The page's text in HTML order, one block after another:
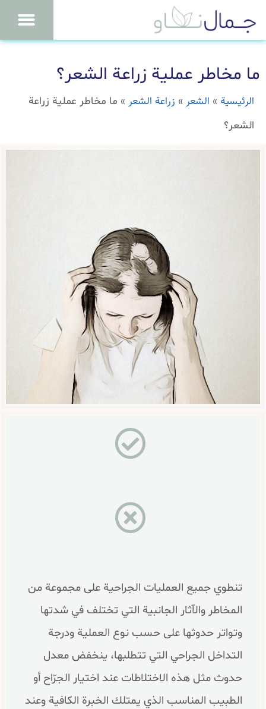
ما مخاطر عملية زراعة الشعر؟
الرئيسية » الشعر » زراعة الشعر » ما مخاطر عملية زراعة
الشعر؟
تنطوي جميع العمليات الجراحية على مجموعة من
المخاطر والآثار الجانبية التي تختلف في شدتها
وتواتر حدوثها على حسب نوع العملية ودرجة
التداخل الجراحي التي تتطلبها، ينخفض معدل
حدوث مثل هذه الاختلاطات عند اختيار الجرّاح أو
الطبيب المناسب الذي يمتلك الخبرة الكافية وعند